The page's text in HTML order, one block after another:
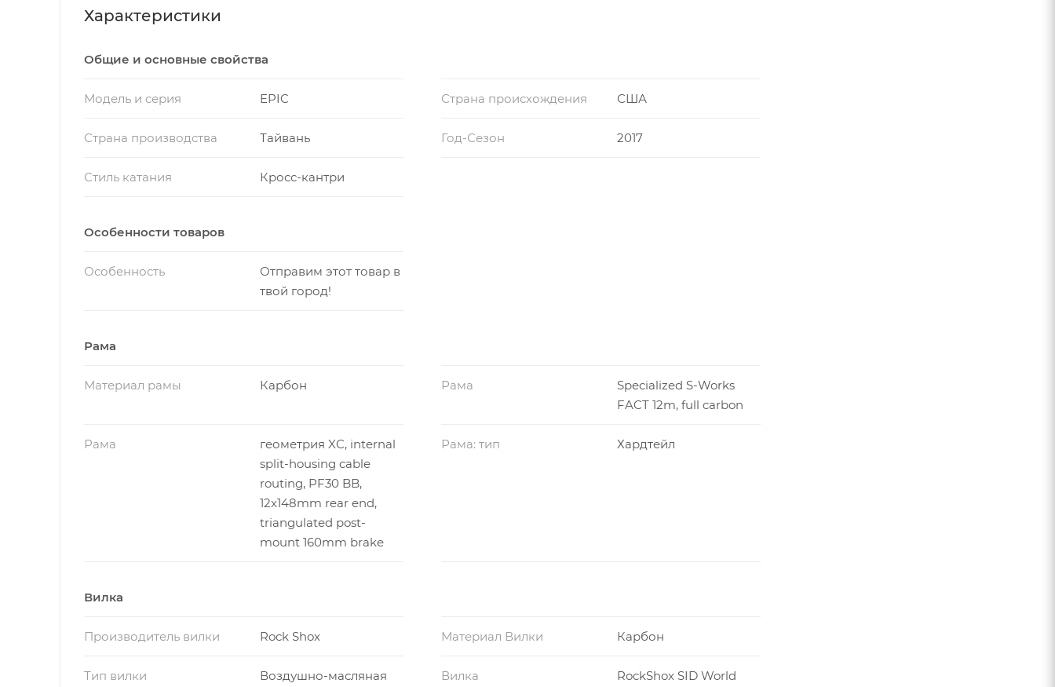
Характеристики
Общие и основные свойства
Модель и серия EPIC Страна происхождения США
Страна производства Тайвань Год-Сезон 2017
Стиль катания Кросс-кантри
Особенности товаров
Особенность
Отправим этот товар в
твой город!
Рама
Материал рамы Карбон Рама
Specialized S-Works
FACT 12m, full carbon
Рама
геометрия XC, internal
split-housing cable
routing, PF30 BB,
12x148mm rear end,
triangulated post-
mount 160mm brake
Рама: тип Хардтейл
Вилка
Производитель вилки Rock Shox Материал Вилки Карбон
Тип вилки Воздушно-масляная Вилка
RockShox SID World